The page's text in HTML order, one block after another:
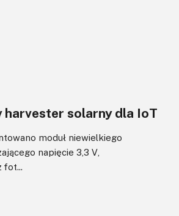
solarny dla IoT
moduł niewielkiego
napięcie 3,3 V,
fot...